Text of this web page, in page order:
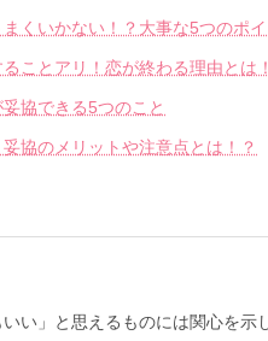
くいかない！？大事な5つのポ
ことアリ！恋が終わる理由とは
協できる5つのこと
協のメリットや注意点とは！？
い」と思えるものには関心を示